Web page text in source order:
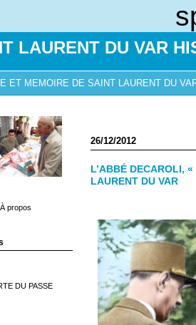
LAURENT DU VAR
ET MEMOIRE DE SAINT LAURENT DU
À propos
DU PASSE
26/12/2012
L’ABBÉ DECAROLI,
LAURENT DU VAR